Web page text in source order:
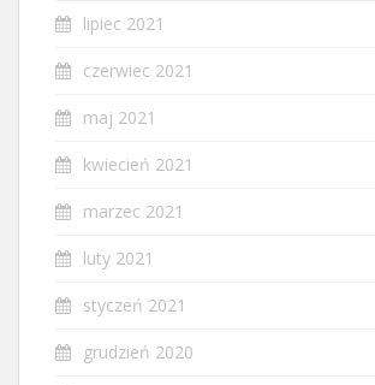
lipiec 2021
czerwiec 2021
maj 2021
kwiecień 2021
marzec 2021
luty 2021
styczeń 2021
grudzień 2020